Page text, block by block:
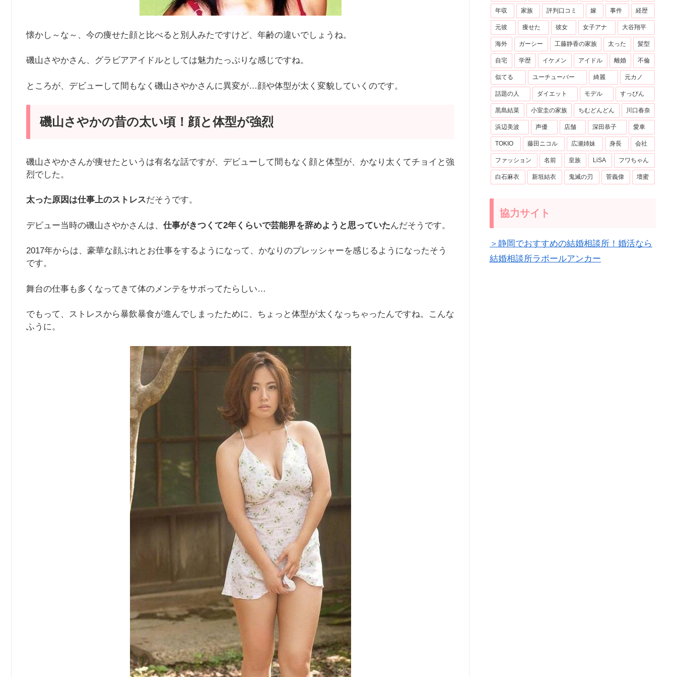
懐かし～な～、今の痩せた顔と比べると別人みたですけど、年齢の違いでしょうね。
磯山さやかさん、グラビアアイドルとしては魅力たっぷりな感じですね。
ところが、デビューして間もなく磯山さやかさんに異変が…顔や体型が太く変貌していくのです。
磯山さやかの昔の太い頃！顔と体型が強烈
磯山さやかさんが痩せたというは有名な話ですが、デビューして間もなく顔と体型が、かなり太くてチョイと強
烈でした。
太った原因は仕事上のストレスだそうです。
デビュー当時の磯山さやかさんは、 仕事がきつくて2年くらいで芸能界を辞めようと思っていたんだそうです。
2017年からは、豪華な顔ぶれとお仕事をするようになって、かなりのプレッシャーを感じるようになったそう
です。
舞台の仕事も多くなってきて体のメンテをサボってたらしい…
でもって、ストレスから暴飲暴食が進んでしまったために、ちょっと体型が太くなっちゃったんですね。こんな
ふうに。
年収 家族 評判口コミ 嫁 事件 経歴
元彼 痩せた 彼女 女子アナ 大谷翔平
海外 ガーシー 工藤静香の家族 太った 髪型
自宅 学歴 イケメン アイドル 離婚 不倫
似てる ユーチューバー 綺麗 元カノ
話題の人 ダイエット モデル すっぴん
黒島結菜 小室圭の家族 ちむどんどん 川口春奈
浜辺美波 声優 店舗 深田恭子 愛車
TOKIO 藤田ニコル 広瀬姉妹 身長 会社
ファッション 名前 皇族 LiSA フワちゃん
白石麻衣 新垣結衣 鬼滅の刃 菅義偉 壇蜜
協力サイト
＞静岡でおすすめの結婚相談所！婚活なら
結婚相談所ラポールアンカー